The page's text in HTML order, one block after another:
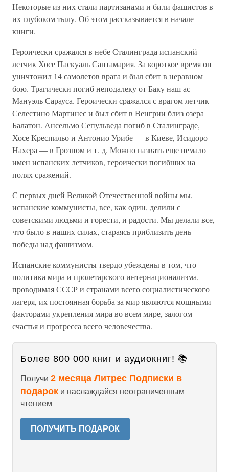
Некоторые из них стали партизанами и били фашистов в
их глубоком тылу. Об этом рассказывается в начале
книги.
Героически сражался в небе Сталинграда испанский
летчик Хосе Паскуаль Сантамария. За короткое время он
уничтожил 14 самолетов врага и был сбит в неравном
бою. Трагически погиб неподалеку от Баку наш ас
Мануэль Сарауса. Героически сражался с врагом летчик
Селестино Мартинес и был сбит в Венгрии близ озера
Балатон. Ансельмо Сепульведа погиб в Сталинграде,
Хосе Креспильо и Антонио Урибе — в Киеве, Исидоро
Нахера — в Грозном и т. д. Можно назвать еще немало
имен испанских летчиков, героически погибших на
полях сражений.
С первых дней Великой Отечественной войны мы,
испанские коммунисты, все, как один, делили с
советскими людьми и горести, и радости. Мы делали все,
что было в наших силах, стараясь приблизить день
победы над фашизмом.
Испанские коммунисты твердо убеждены в том, что
политика мира и пролетарского интернационализма,
проводимая СССР и странами всего социалистического
лагеря, их постоянная борьба за мир являются мощными
факторами укрепления мира во всем мире, залогом
счастья и прогресса всего человечества.
Более 800 000 книг и аудиокниг! 📚
Получи 2 месяца Литрес Подписки в
подарок и наслаждайся неограниченным
чтением
ПОЛУЧИТЬ ПОДАРОК